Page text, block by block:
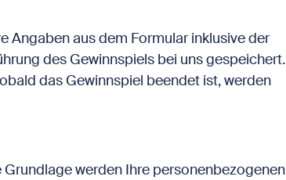
Angaben aus dem Formular inklusive der
des Gewinnspiels bei uns gespeichert.
das Gewinnspiel beendet ist, werden
werden Ihre personenbezogenen